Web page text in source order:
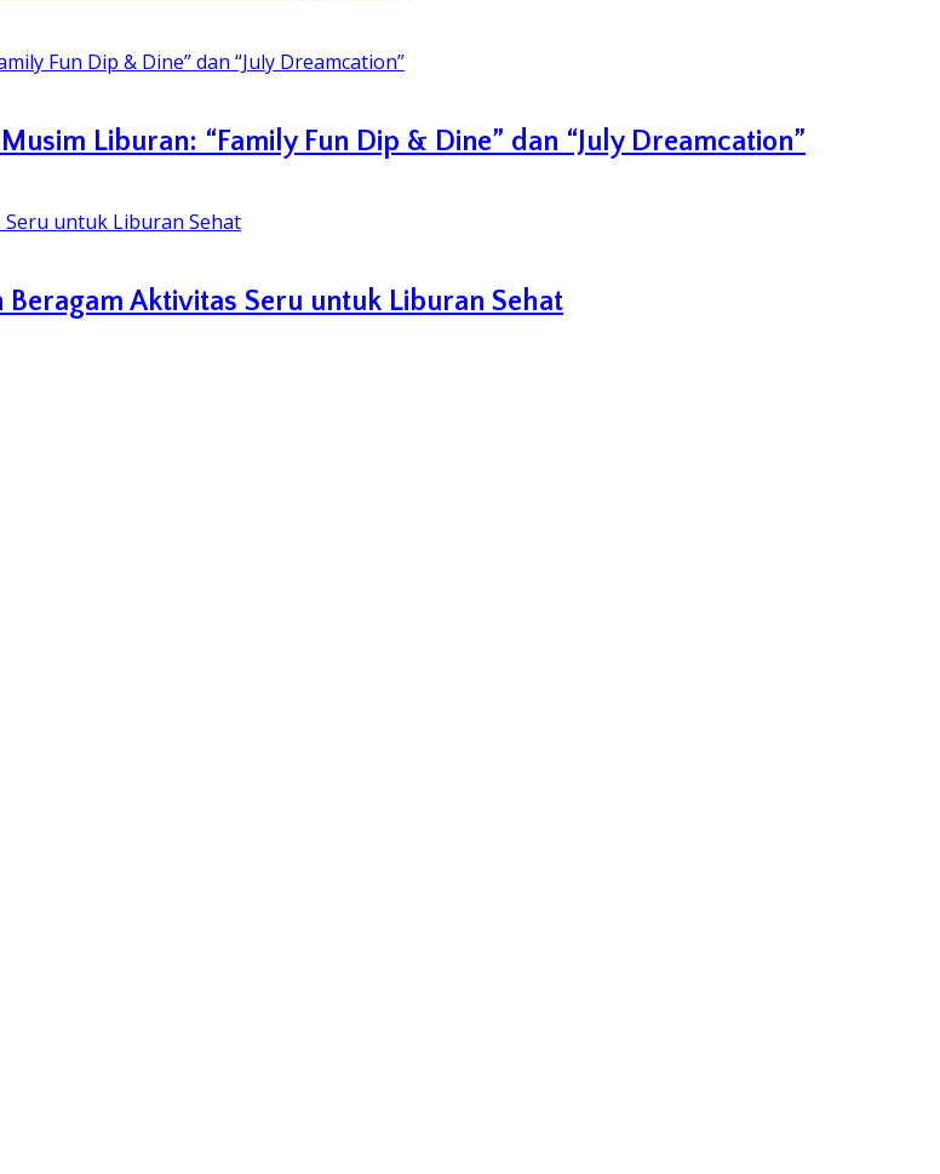
Liburan: “Family Fun Dip & Dine” dan “July Dreamcation”
Beragam Aktivitas Seru untuk Liburan Sehat